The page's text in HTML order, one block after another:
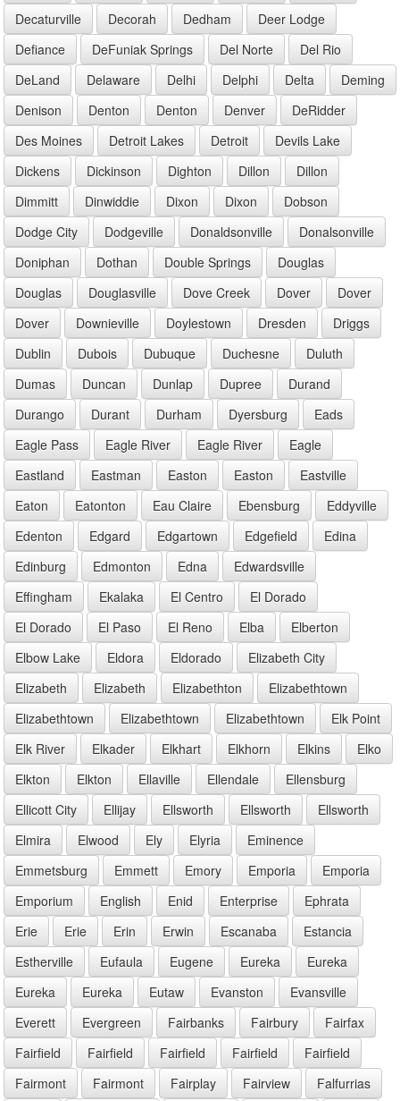
Decaturville
Decorah Dedham
Deer Lodge
Defiance
DeFuniak Springs Del Norte
Del Rio
DeLand
Delaware Delhi Delphi Delta
Deming
Denison
Denton Denton Denver
DeRidder
Des Moines
Detroit Lakes Detroit
Devils Lake
Dickens
Dickinson Dighton Dillon
Dillon
Dimmitt
Dinwiddie Dixon Dixon
Dobson
Dodge City
Dodgeville Donaldsonville
Donalsonville
Doniphan
Dothan Double Springs
Douglas
Douglas
Douglasville Dove Creek Dover
Dover
Dover
Downieville Doylestown Dresden
Driggs
Dublin
Dubois Dubuque Duchesne
Duluth
Dumas
Duncan Dunlap Dupree
Durand
Durango
Durant Durham Dyersburg
Eads
Eagle Pass
Eagle River Eagle River
Eagle
Eastland
Eastman Easton Easton
Eastville
Eaton
Eatonton Eau Claire Ebensburg
Eddyville
Edenton
Edgard Edgartown Edgefield
Edina
Edinburg
Edmonton Edna
Edwardsville
Effingham
Ekalaka El Centro
El Dorado
El Dorado
El Paso El Reno Elba
Elberton
Elbow Lake
Eldora Eldorado
Elizabeth City
Elizabeth
Elizabeth Elizabethton
Elizabethtown
Elizabethtown
Elizabethtown Elizabethtown
Elk Point
Elk River
Elkader Elkhart Elkhorn Elkins
Elko
Elkton
Elkton Ellaville Ellendale
Ellensburg
Ellicott City
Ellijay Ellsworth Ellsworth
Ellsworth
Elmira
Elwood Ely Elyria
Eminence
Emmetsburg
Emmett Emory Emporia
Emporia
Emporium
English Enid Enterprise
Ephrata
Erie
Erie Erin Erwin Escanaba
Estancia
Estherville
Eufaula Eugene Eureka
Eureka
Eureka
Eureka Eutaw Evanston
Evansville
Everett
Evergreen Fairbanks Fairbury
Fairfax
Fairfield
Fairfield Fairfield Fairfield
Fairfield
Fairmont
Fairmont Fairplay Fairview Falfurrias